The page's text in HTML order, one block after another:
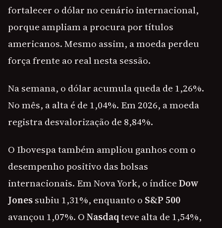
fortalecer o dólar no cenário internacional,
porque ampliam a procura por títulos
americanos. Mesmo assim, a moeda perdeu
força frente ao real nesta sessão.
Na semana, o dólar acumula queda de 1,26%.
No mês, a alta é de 1,04%. Em 2026, a moeda
registra desvalorização de 8,84%.
O Ibovespa também ampliou ganhos com o
desempenho positivo das bolsas
internacionais. Em Nova York, o índiceDow
Jonessubiu 1,31%, enquanto o S&P 500
avançou 1,07%. ONasdaqteve alta de 1,54%,